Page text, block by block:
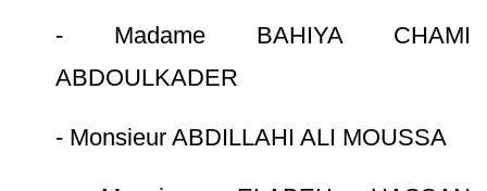
- Madame BAHIYA CHAMI
ABDOULKADER
- Monsieur ABDILLAHI ALI MOUSSA